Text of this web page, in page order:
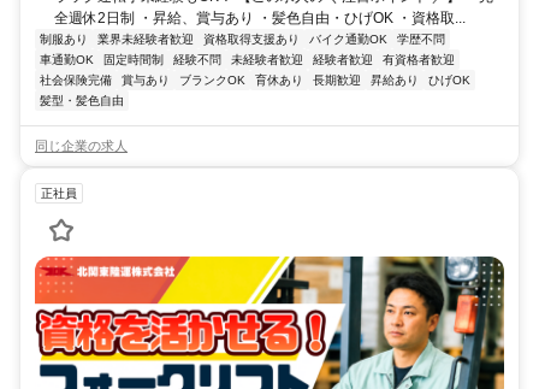
全週休2日制 ・昇給、賞与あり ・髪色自由・ひげOK ・資格取...
制服あり 業界未経験者歓迎 資格取得支援あり バイク通勤OK
学歴不問
車通勤OK
固定時間制 経験不問 未経験者歓迎 経験者歓迎
有資格者歓迎
社会保険完備
賞与あり ブランクOK 育休あり 長期歓迎 昇給あり
ひげOK
髪型・髪色自由
同じ企業の求人
正社員